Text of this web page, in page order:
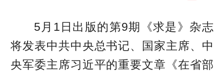
5月1日出版的第9期《求是》杂志
将发表中共中央总书记、国家主席、中
央军委主席习近平的重要文章《在省部